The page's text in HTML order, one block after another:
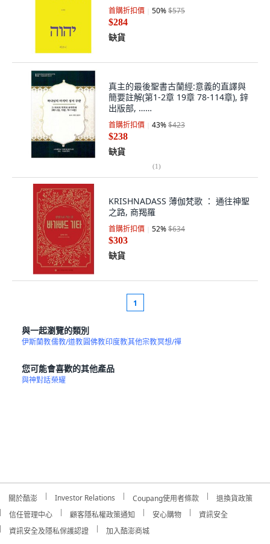
首購折扣價 50%$575
$284
缺貨
真主的最後聖書古蘭經:意義的直譯與
簡要註解(第1-2章 19章 78-114章), 鋅
出版部, ……
首購折扣價 43%$423
$238
缺貨
(1)
KRISHNADASS 薄伽梵歌 ： 通往神聖
之路, 商羯羅
首購折扣價 52%$634
$303
缺貨
1
與一起瀏覽的類別
伊斯蘭教儒教/道教圓佛教印度教其他宗教冥想/禪
您可能會喜歡的其他產品
與神對話榮耀
關於酷澎 Investor Relations Coupang使用者條款
退換貨政策
信任管理中心
顧客隱私權政策通知 安心購物
資訊安全
資訊安全及隱私保護認證
加入酷澎商城